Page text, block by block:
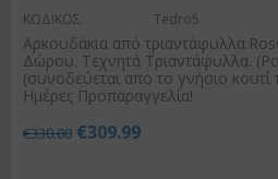
ΚΩΔΙΚΟΣ: Tedro5
Αρκουδάκια από
Δώρου. Τεχνητά Τριαντάφυλλα.
(συνοδεύεται απο το γνήσιο
Ημέρες Προπαραγγελία!
€330.00 €309.99